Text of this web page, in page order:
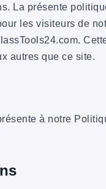
La présente
les visiteurs de
autres que ce site.
à notre